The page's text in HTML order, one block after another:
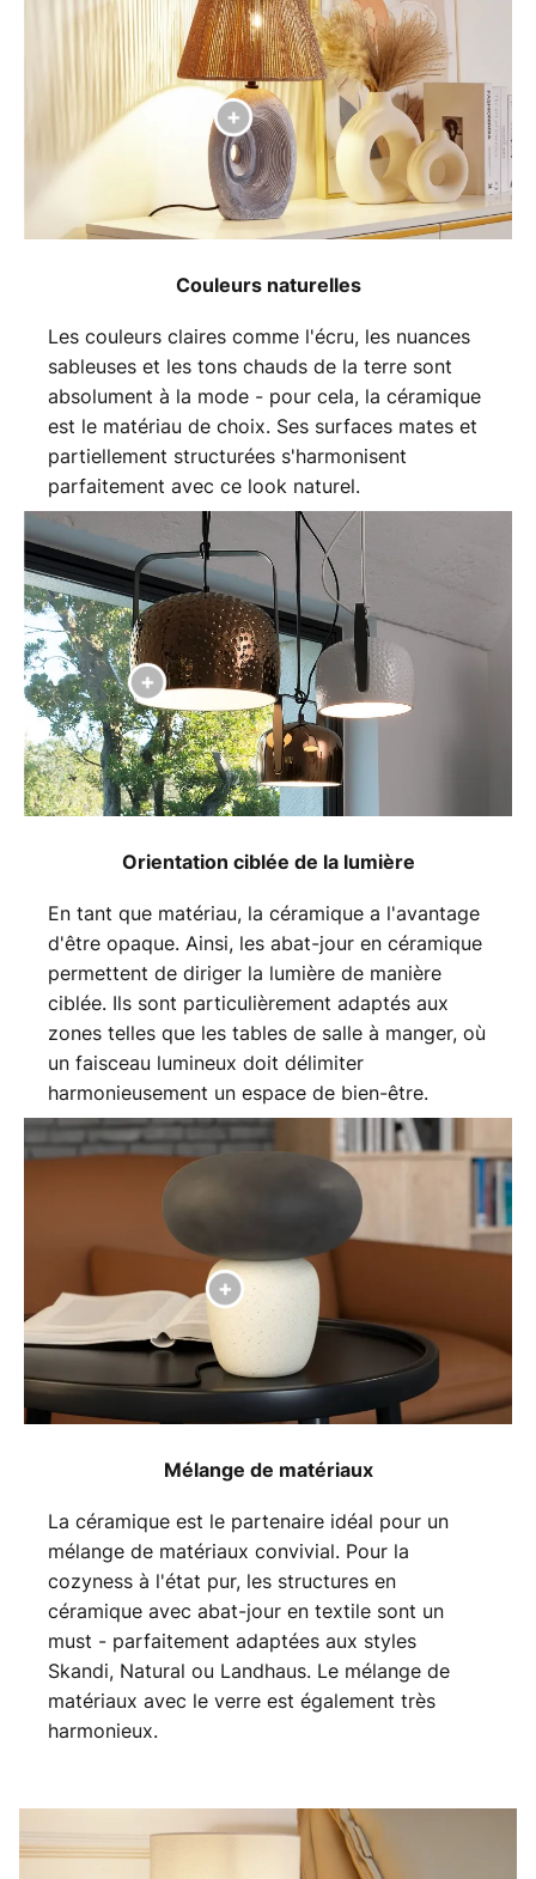
Couleurs naturelles
Les couleurs claires comme l'écru, les nuances
sableuses et les tons chauds de la terre sont
absolument à la mode - pour cela, la céramique
est le matériau de choix. Ses surfaces mates et
partiellement structurées s'harmonisent
parfaitement avec ce look naturel.
Orientation ciblée de la lumière
En tant que matériau, la céramique a l'avantage
d'être opaque. Ainsi, les abat-jour en céramique
permettent de diriger la lumière de manière
ciblée. Ils sont particulièrement adaptés aux
zones telles que les tables de salle à manger, où
un faisceau lumineux doit délimiter
harmonieusement un espace de bien-être.
Mélange de matériaux
La céramique est le partenaire idéal pour un
mélange de matériaux convivial. Pour la
cozyness à l'état pur, les structures en
céramique avec abat-jour en textile sont un
must - parfaitement adaptées aux styles
Skandi, Natural ou Landhaus. Le mélange de
matériaux avec le verre est également très
harmonieux.